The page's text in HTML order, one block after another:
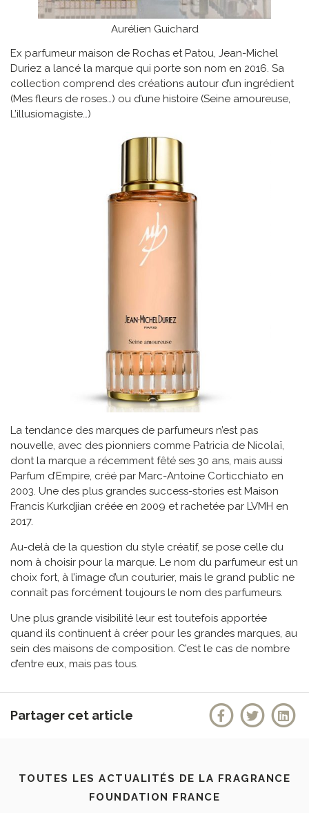
Aurélien Guichard
Ex parfumeur maison de Rochas et Patou, Jean-Michel
Duriez a lancé la marque qui porte son nom en 2016. Sa
collection comprend des créations autour d’un ingrédient
(Mes fleurs de roses…) ou d’une histoire (Seine amoureuse,
L’illusiomagiste…)
La tendance des marques de parfumeurs n’est pas
nouvelle, avec des pionniers comme Patricia de Nicolaï,
dont la marque a récemment fêté ses 30 ans, mais aussi
Parfum d’Empire, créé par Marc-Antoine Corticchiato en
2003. Une des plus grandes success-stories est Maison
Francis Kurkdjian créée en 2009 et rachetée par LVMH en
2017.
Au-delà de la question du style créatif, se pose celle du
nom à choisir pour la marque. Le nom du parfumeur est un
choix fort, à l’image d’un couturier, mais le grand public ne
connaît pas forcément toujours le nom des parfumeurs.
Une plus grande visibilité leur est toutefois apportée
quand ils continuent à créer pour les grandes marques, au
sein des maisons de composition. C’est le cas de nombre
d’entre eux, mais pas tous.
Partager cet article
TOUTES LES ACTUALITÉS DE LA FRAGRANCE
FOUNDATION FRANCE